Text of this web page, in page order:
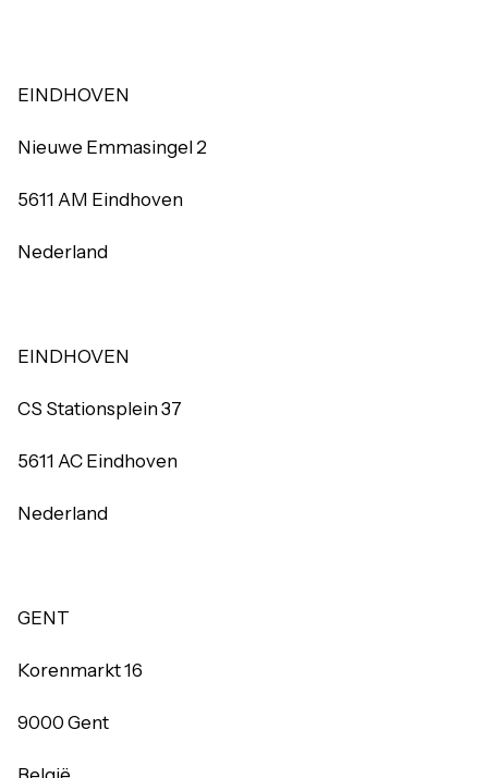
EINDHOVEN
Nieuwe Emmasingel 2
5611 AM Eindhoven
Nederland
EINDHOVEN
CS Stationsplein 37
5611 AC Eindhoven
Nederland
GENT
Korenmarkt 16
9000 Gent